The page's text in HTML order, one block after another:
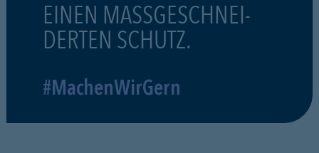
EINEN MASSGESCHNEI-
DERTEN SCHUTZ.
#MachenWirGern